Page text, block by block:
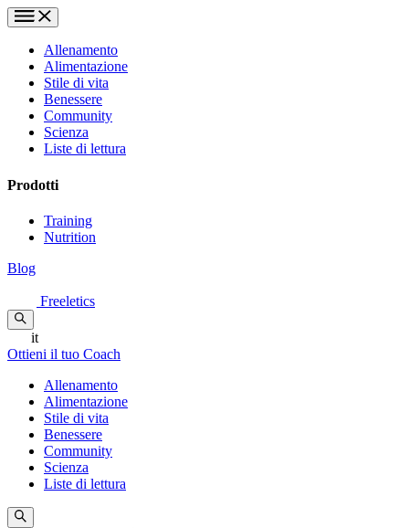
Allenamento
Alimentazione
Stile di vita
Benessere
Community
Scienza
Liste di lettura
Prodotti
Training
Nutrition
Blog
Freeletics
it
Ottieni il tuo Coach
Allenamento
Alimentazione
Stile di vita
Benessere
Community
Scienza
Liste di lettura